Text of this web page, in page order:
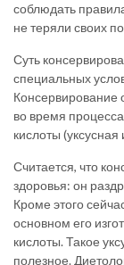
соблюдать
не теряли своих
Суть
специальных
Консервирование
во время
кислоты
Считается, что
здоровья: он
Кроме этого
основном его
кислоты. Такое
полезное.